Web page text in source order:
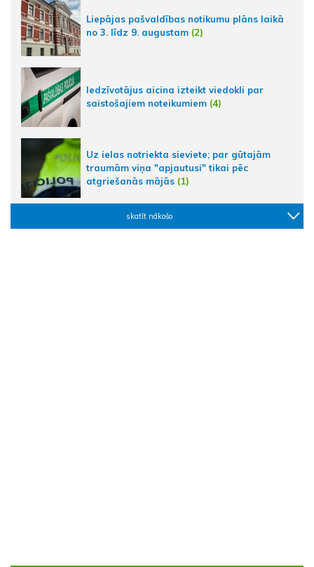
Liepājas pašvaldības notikumu plāns laikā
no 3. līdz 9. augustam (2)
Iedzīvotājus aicina izteikt viedokli par
saistošajiem noteikumiem (4)
Uz ielas notriekta sieviete; par gūtajām
traumām viņa "apjautusi" tikai pēc
atgriešanās mājās (1)
skatīt nākošo